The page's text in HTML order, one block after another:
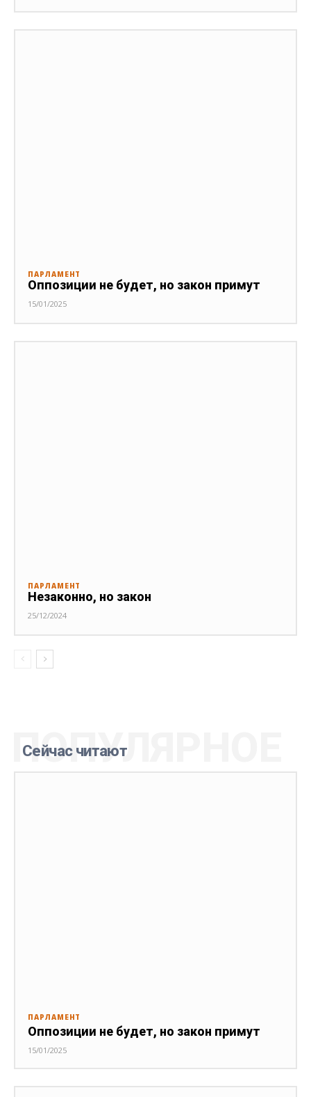
ПАРЛАМЕНТ
Оппозиции не будет, но закон примут
15/01/2025
ПАРЛАМЕНТ
Незаконно, но закон
25/12/2024
Сейчас читают
ПОПУЛЯРНОЕ
ПАРЛАМЕНТ
Оппозиции не будет, но закон примут
15/01/2025